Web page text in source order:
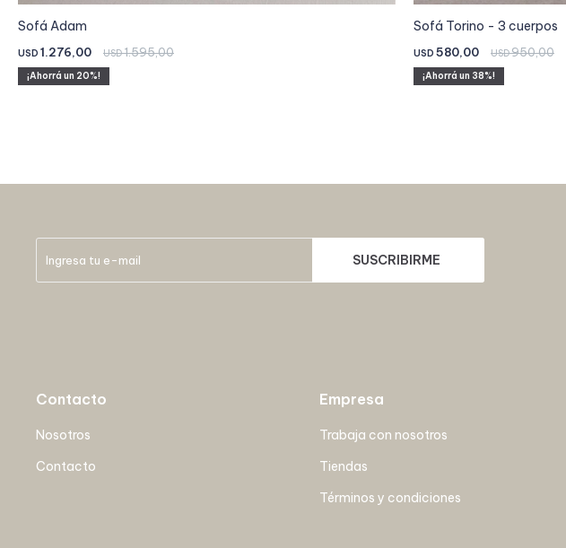
Sofá Adam
USD 1.276,00 USD1.595,00
20
Sofá Torino - 3 cuerpos
USD 580,00 USD950,00
38
SUSCRIBIRME
Contacto
Nosotros
Contacto
Empresa
Trabaja con nosotros
Tiendas
Términos y condiciones